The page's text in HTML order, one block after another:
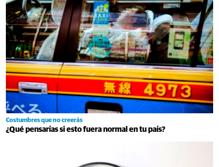
Costumbres que no creerás
¿Qué pensarías si esto fuera normal en tu país?